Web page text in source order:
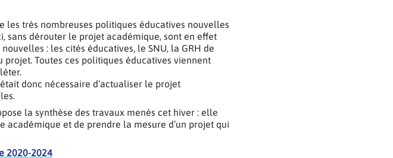
très nombreuses politiques éducatives nouvelles
sans dérouter le projet académique, sont en effet
: les cités éducatives, le SNU, la GRH de
Toutes ces politiques éducatives viennent
donc nécessaire d’actualiser le projet
la synthèse des travaux menés cet hiver : elle
et de prendre la mesure d’un projet qui
2020-2024